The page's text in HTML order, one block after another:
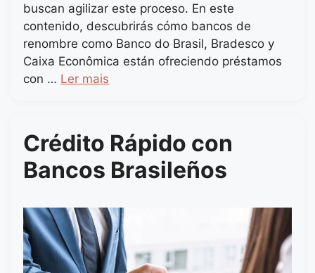
buscan agilizar este proceso. En este
contenido, descubrirás cómo bancos de
renombre como Banco do Brasil, Bradesco y
Caixa Econômica están ofreciendo préstamos
con … Ler mais
Crédito Rápido con
Bancos Brasileños